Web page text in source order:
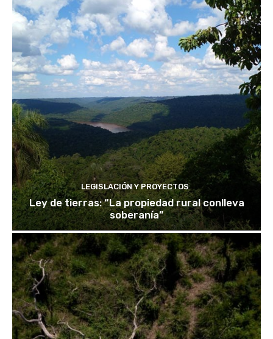
LEGISLACIÓN Y PROYECTOS
Ley de tierras: “La propiedad rural conlleva
soberanía”